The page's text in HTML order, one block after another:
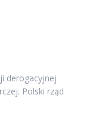
derogacyjnej
Polski rząd